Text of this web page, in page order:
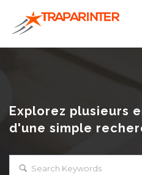
Explorez plusieurs
d'une simple